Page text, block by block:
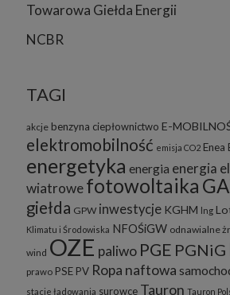
Towarowa Giełda Energii
NCBR
TAGI
akcje benzyna ciepłownictwo E-
elektromobilność emisja CO2 Enea
energetyka energia energia
wiatrowefotowoltaika
giełda GPW inwestycje KGHM lng
Klimatu i Środowiska NFOŚiGW odnawialne
wind OZE paliwo PGE PGNiG
prawo PSE PV Ropa naftowa
stacje ładowania surowce Tauron Tauron